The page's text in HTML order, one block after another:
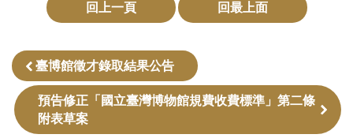
esi
a
Tiế
Việ
t
回上一頁 回最上面
臺博館徵才錄取結果公告
預告修正「國立臺灣博物館規費收費標準」第二條
附表草案